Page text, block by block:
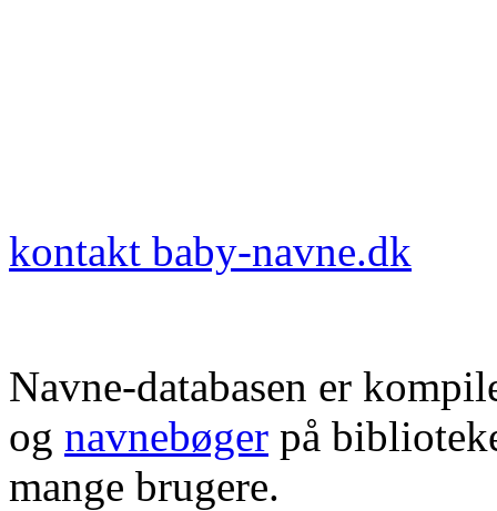
kontakt baby-navne.dk
Navne-databasen er
og navnebøger på
mange brugere.